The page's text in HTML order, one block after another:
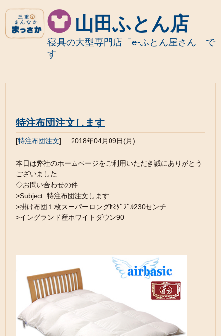
山田ふとん店
寝具の大型専門店「e-ふとん屋さん」で
す
特注布団注文します
[特注布団注文] 2018年04月09日(月)
本日は弊社のホームページをご利用いただき誠にありがとう
ございました
◇お問い合わせの件
>Subject: 特注布団注文します
>掛け布団１枚スーパーロングｾﾐﾀﾞﾌﾞﾙ230センチ
>イングランド産ホワイトダウン90